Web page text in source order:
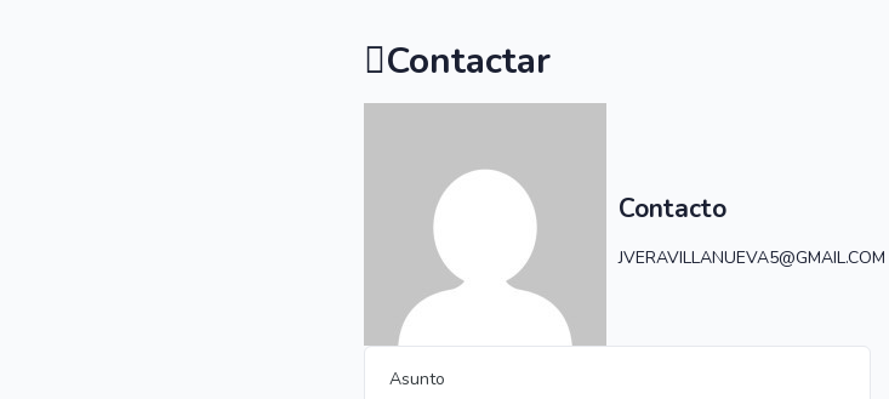
Contactar
Contacto
JVERAVILLANUEVA5@GMAIL.COM